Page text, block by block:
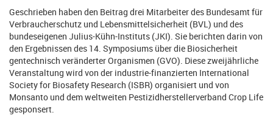
Geschrieben haben den Beitrag drei Mitarbeiter des Bundesamt für
Verbraucherschutz und Lebensmittelsicherheit (BVL) und des
bundeseigenen Julius-Kühn-Instituts (JKI). Sie berichten darin von
den Ergebnissen des 14. Symposiums über die Biosicherheit
gentechnisch veränderter Organismen (GVO). Diese zweijährliche
Veranstaltung wird von der industrie-finanzierten International
Society for Biosafety Research (ISBR) organisiert und von
Monsanto und dem weltweiten Pestizidherstellerverband Crop Life
gesponsert.